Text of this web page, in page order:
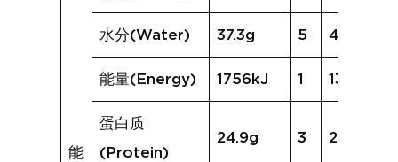
能
水分(Water) 37.3g 5 41.7g
能量(Energy) 1756kJ 1 1373kJ
蛋白质
(Protein)
24.9g 3 24.8g